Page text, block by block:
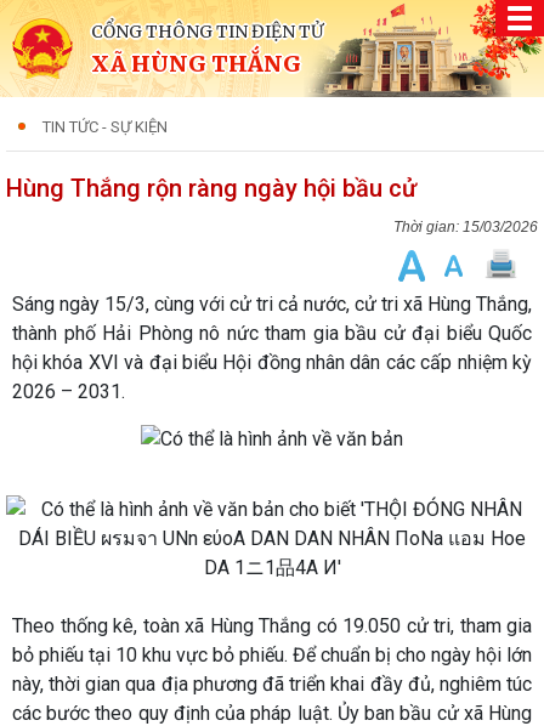
CỔNG THÔNG TIN ĐIỆN TỬ
XÃ HÙNG THẮNG
TIN TỨC - SỰ KIỆN
Hùng Thắng rộn ràng ngày hội bầu cử
15/03/2026
Sáng ngày 15/3, cùng với cử tri cả nước, cử tri xã Hùng Thắng,
thành phố Hải Phòng nô nức tham gia bầu cử đại biểu Quốc
hội khóa XVI và đại biểu Hội đồng nhân dân các cấp nhiệm kỳ
2026 – 2031.
Theo thống kê, toàn xã Hùng Thắng có 19.050 cử tri, tham gia
bỏ phiếu tại 10 khu vực bỏ phiếu. Để chuẩn bị cho ngày hội lớn
này, thời gian qua địa phương đã triển khai đầy đủ, nghiêm túc
các bước theo quy định của pháp luật. Ủy ban bầu cử xã Hùng